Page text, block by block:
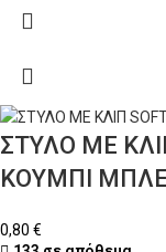
ΣΤΥΛΟ ΜΕ
ΚΟΥΜΠΙ ΜΠΛΕ
0,80 €